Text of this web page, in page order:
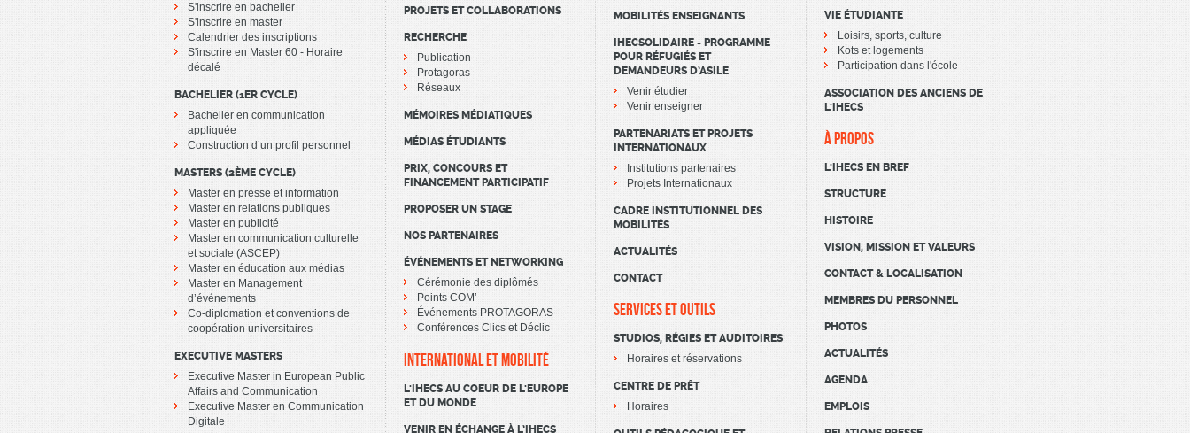
S'inscrire en bachelier
S'inscrire en master
Calendrier des inscriptions
S'inscrire en Master 60 - Horaire
décalé
BACHELIER (1ER CYCLE)
Bachelier en communication
appliquée
Construction d’un profil personnel
MASTERS (2ÈME CYCLE)
Master en presse et information
Master en relations publiques
Master en publicité
Master en communication culturelle
et sociale (ASCEP)
Master en éducation aux médias
Master en Management
d’événements
Co-diplomation et conventions de
coopération universitaires
EXECUTIVE MASTERS
Executive Master in European Public
Affairs and Communication
Executive Master en Communication
Digitale
PROJETS ET COLLABORATIONS
RECHERCHE
Publication
Protagoras
Réseaux
MÉMOIRES MÉDIATIQUES
MÉDIAS ÉTUDIANTS
PRIX, CONCOURS ET
FINANCEMENT PARTICIPATIF
PROPOSER UN STAGE
NOS PARTENAIRES
ÉVÉNEMENTS ET NETWORKING
Cérémonie des diplômés
Points COM’
Événements PROTAGORAS
Conférences Clics et Déclic
INTERNATIONAL ET MOBILITÉ
L'IHECS AU COEUR DE L'EUROPE
ET DU MONDE
VENIR EN ÉCHANGE À L’IHECS
MOBILITÉS ENSEIGNANTS
IHECSOLIDAIRE - PROGRAMME
POUR RÉFUGIÉS ET
DEMANDEURS D’ASILE
Venir étudier
Venir enseigner
PARTENARIATS ET PROJETS
INTERNATIONAUX
Institutions partenaires
Projets Internationaux
CADRE INSTITUTIONNEL DES
MOBILITÉS
ACTUALITÉS
CONTACT
SERVICES ET OUTILS
STUDIOS, RÉGIES ET AUDITOIRES
Horaires et réservations
CENTRE DE PRÊT
Horaires
VIE ÉTUDIANTE
Loisirs, sports, culture
Kots et logements
Participation dans l'école
ASSOCIATION DES ANCIENS DE
L'IHECS
À PROPOS
L'IHECS EN BREF
STRUCTURE
HISTOIRE
VISION, MISSION ET VALEURS
CONTACT & LOCALISATION
MEMBRES DU PERSONNEL
PHOTOS
ACTUALITÉS
AGENDA
EMPLOIS